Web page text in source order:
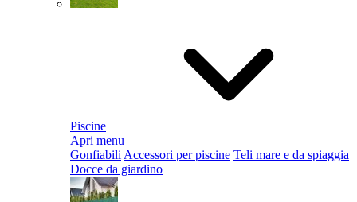
Piscine
Apri menu
Gonfiabili Accessori per piscine Teli mare e da spiaggia
Docce da giardino